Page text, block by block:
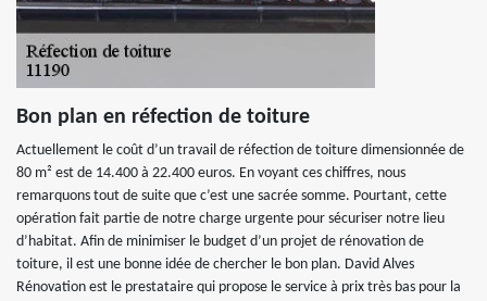
Bon plan en réfection de toiture
Actuellement le coût d’un travail de réfection de toiture dimensionnée de
80 m² est de 14.400 à 22.400 euros. En voyant ces chiffres, nous
remarquons tout de suite que c’est une sacrée somme. Pourtant, cette
opération fait partie de notre charge urgente pour sécuriser notre lieu
d’habitat. Afin de minimiser le budget d’un projet de rénovation de
toiture, il est une bonne idée de chercher le bon plan. David Alves
Rénovation est le prestataire qui propose le service à prix très bas pour la